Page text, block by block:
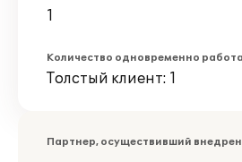
1
Количество одновременно
Толстый клиент: 1
Партнер, осуществивший